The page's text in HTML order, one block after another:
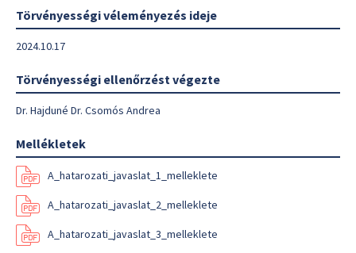
Törvényességi véleményezés ideje
2024.10.17
Törvényességi ellenőrzést végezte
Dr. Hajduné Dr. Csomós Andrea
Mellékletek
A_hatarozati_javaslat_1_melleklete
A_hatarozati_javaslat_2_melleklete
A_hatarozati_javaslat_3_melleklete